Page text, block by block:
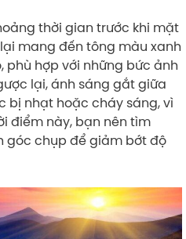
thời gian trước khi mặt
mang đến tông màu xanh
hợp với những bức ảnh
lại, ánh sáng gắt giữa
bị nhạt hoặc cháy sáng, vì
điểm này, bạn nên tìm
góc chụp để giảm bớt độ